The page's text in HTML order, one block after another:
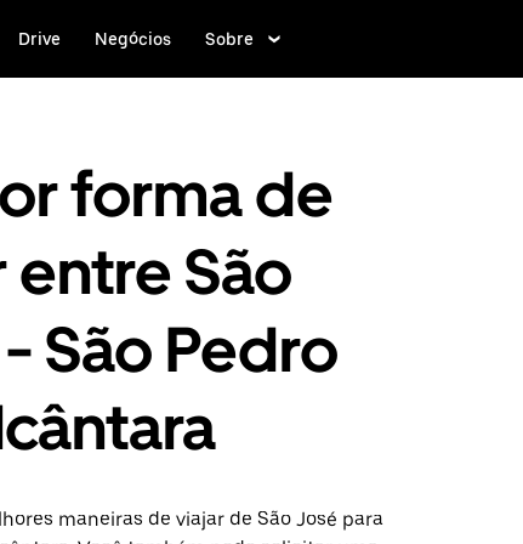
Drive Negócios Sobre
forma de
entre São
São Pedro
maneiras de viajar de São José para